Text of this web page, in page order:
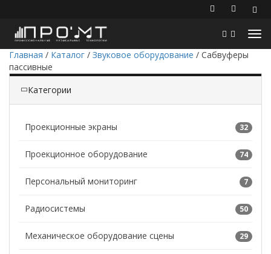
Главная / Каталог / Звуковое оборудование / Сабвуферы
пассивные
Категории
Проекционные экраны 32
Проекционное оборудование 74
Персональный мониторинг 7
Радиосистемы 50
Механическое оборудование сцены 29